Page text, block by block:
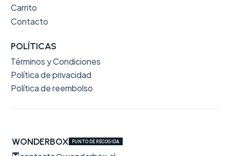
Carrito
Contacto
POLÍTICAS
Términos y Condiciones
Política de privacidad
Política de reembolso
WONDERBOX PUNTO DE RECOGIDA